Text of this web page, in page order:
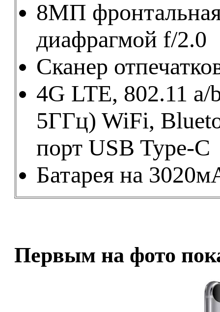
8МП
диафрагмой f/2.0
Сканер
4G LTE, 802.11 a/
5ГГц) WiFi,
порт USB Type-C
Батарея на
Первым на фото